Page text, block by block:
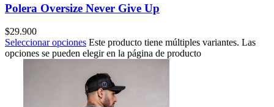
Polera Oversize Never Give Up
$29.900
Seleccionar opciones Este producto tiene múltiples variantes. Las
opciones se pueden elegir en la página de producto